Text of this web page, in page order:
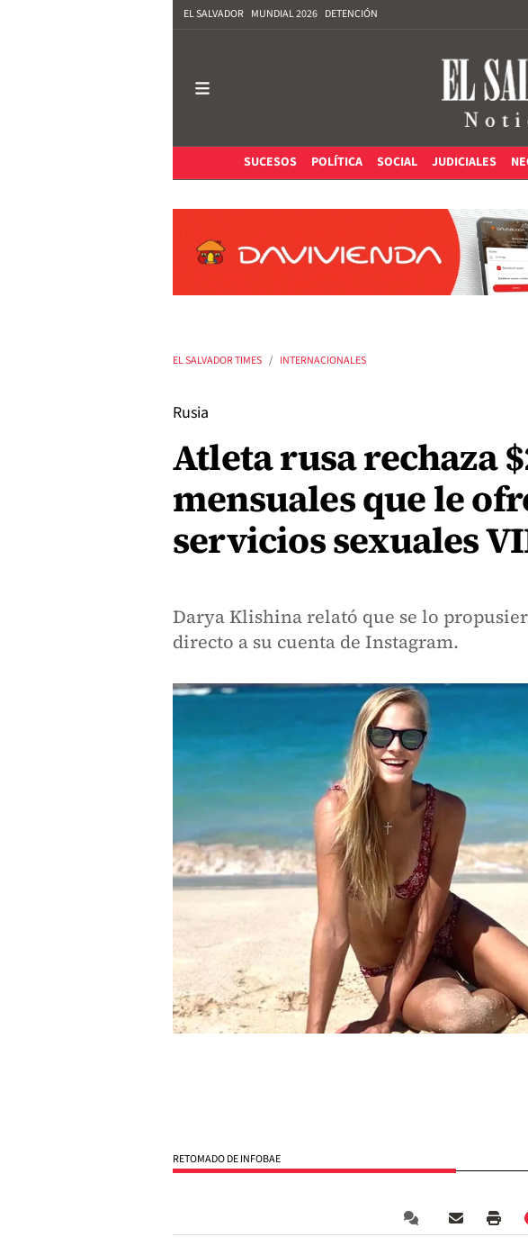
EL SALVADOR MUNDIAL 2026 DETENCIÓN
SUCESOS
POLÍTICA SOCIAL JUDICIALES
EL SALVADOR TIMES INTERNACIONALES
Rusia
Atleta rusa rechaza
mensuales que le
servicios sexuales
Darya Klishina relató que se lo
directo a su cuenta de Instagram.
RETOMADO DE INFOBAE